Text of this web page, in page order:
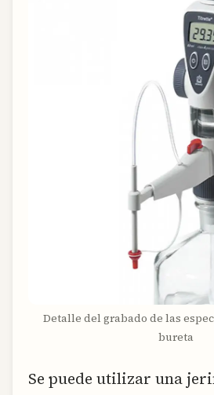
Detalle del grabado de las
bureta
Se puede utilizar una